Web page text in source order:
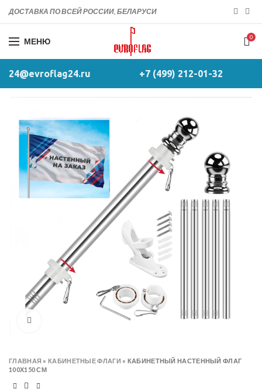
ДОСТАВКА ПО ВСЕЙ РОССИИ, БЕЛАРУСИ
МЕНЮ 0
24@evroflag24.ru +7 (499) 212-01-32
ГЛАВНАЯ »КАБИНЕТНЫЕ ФЛАГИ » КАБИНЕТНЫЙ НАСТЕННЫЙ ФЛАГ
100Х150 СМ